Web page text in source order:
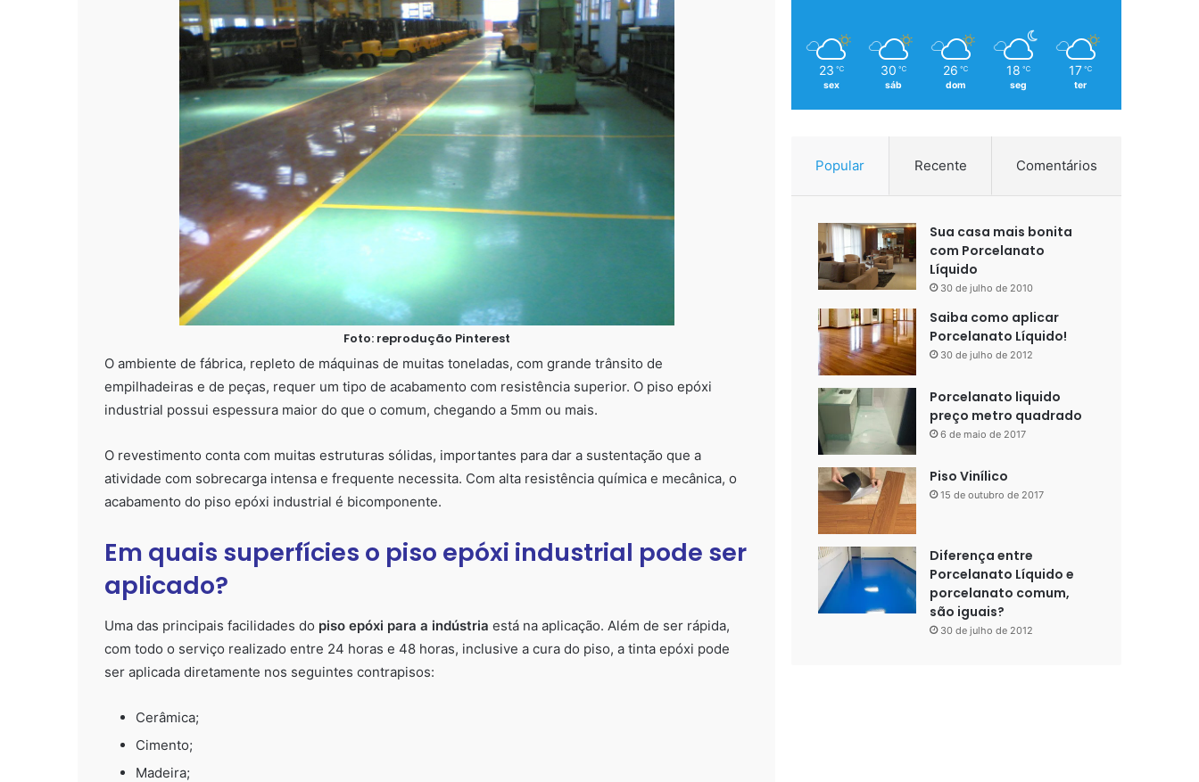
Foto: reprodução Pinterest
O ambiente de fábrica, repleto de máquinas de muitas toneladas, com grande trânsito de
empilhadeiras e de peças, requer um tipo de acabamento com resistência superior. O piso epóxi
industrial possui espessura maior do que o comum, chegando a 5mm ou mais.
O revestimento conta com muitas estruturas sólidas, importantes para dar a sustentação que a
atividade com sobrecarga intensa e frequente necessita. Com alta resistência química e mecânica, o
acabamento do piso epóxi industrial é bicomponente.
Em quais superfícies o piso epóxi industrial pode ser
aplicado?
Uma das principais facilidades do piso epóxi para a indústria está na aplicação. Além de ser rápida,
com todo o serviço realizado entre 24 horas e 48 horas, inclusive a cura do piso, a tinta epóxi pode
ser aplicada diretamente nos seguintes contrapisos:
Cerâmica;
Cimento;
Madeira;
23 ℃
sex
30 ℃
sáb
26 ℃
dom
18 ℃
seg
17 ℃
ter
Popular Recente Comentários
Sua casa mais bonita
com Porcelanato
Líquido
30 de julho de 2010
Saiba como aplicar
Porcelanato Líquido!
30 de julho de 2012
Porcelanato liquido
preço metro quadrado
6 de maio de 2017
Piso Vinílico
15 de outubro de 2017
Diferença entre
Porcelanato Líquido e
porcelanato comum,
são iguais?
30 de julho de 2012